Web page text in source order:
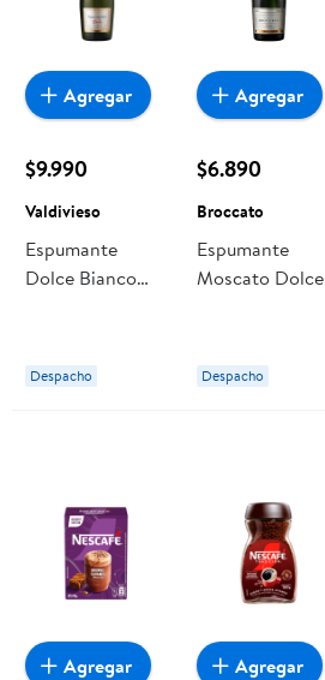
$9.990
Valdivieso
Espumante
Dolce Bianco
Despacho
Agregar
$6.890
Broccato
Espumante
Moscato Dolce
Despacho
Agregar
Agregar Agregar